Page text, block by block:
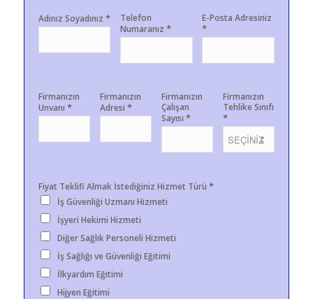
Adınız Soyadınız *
Telefon
Numaranız*
E-Posta Adresiniz
*
Firmanızın
Unvanı *
Firmanızın
Adresi *
Firmanızın
Çalışan
Sayısı *
Firmanızın
Tehlike Sınıfı
*
Fiyat Teklifi Almak İstediğiniz Hizmet Türü *
İş Güvenliği Uzmanı Hizmeti
İşyeri Hekimi Hizmeti
Diğer Sağlık Personeli Hizmeti
İş Sağlığı ve Güvenliği Eğitimi
İlkyardım Eğitimi
Hijyen Eğitimi